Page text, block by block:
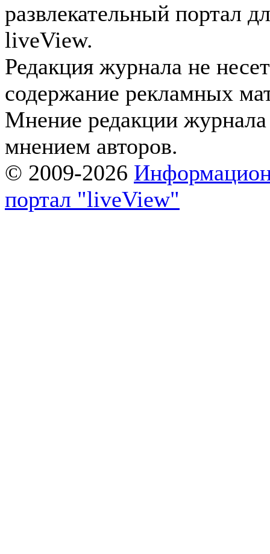
развлекательный портал
liveView.
Редакция журнала не
содержание рекламных
Мнение редакции журнала
мнением авторов.
© 2009-2026
портал "liveView"